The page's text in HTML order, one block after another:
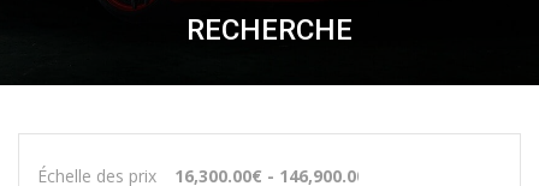
RECHERCHE
Échelle des prix